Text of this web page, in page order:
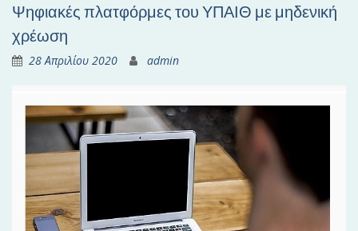
Ψηφιακές πλατφόρμες του ΥΠΑΙΘ με μηδενική
χρέωση
28 Απριλίου 2020 admin